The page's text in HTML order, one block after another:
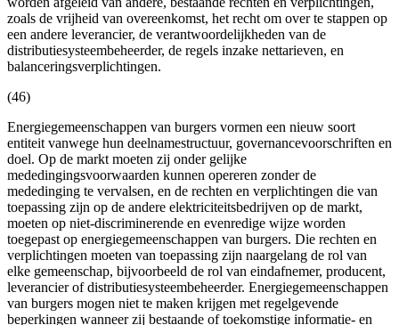
zoals de vrijheid van overeenkomst, het recht om over te stappen op
een andere leverancier, de verantwoordelijkheden van de
distributiesysteembeheerder, de regels inzake nettarieven, en
balanceringsverplichtingen.
(46)
Energiegemeenschappen van burgers vormen een nieuw soort
entiteit vanwege hun deelnamestructuur, governancevoorschriften en
doel. Op de markt moeten zij onder gelijke
mededingingsvoorwaarden kunnen opereren zonder de
mededinging te vervalsen, en de rechten en verplichtingen die van
toepassing zijn op de andere elektriciteitsbedrijven op de markt,
moeten op niet-discriminerende en evenredige wijze worden
toegepast op energiegemeenschappen van burgers. Die rechten en
verplichtingen moeten van toepassing zijn naargelang de rol van
elke gemeenschap, bijvoorbeeld de rol van eindafnemer, producent,
leverancier of distributiesysteembeheerder. Energiegemeenschappen
van burgers mogen niet te maken krijgen met regelgevende
beperkingen wanneer zij bestaande of toekomstige informatie- en